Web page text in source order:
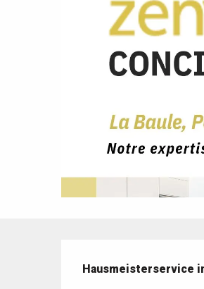
Hausmeisterservice